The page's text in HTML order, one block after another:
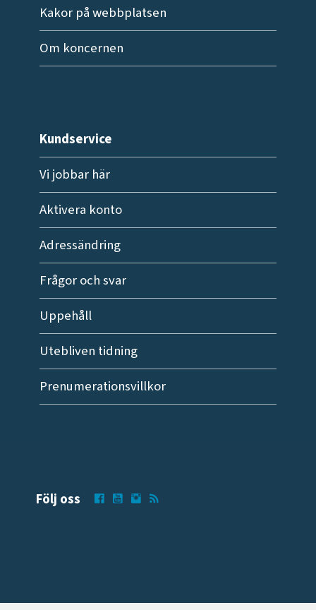
Kakor på webbplatsen
Om koncernen
Kundservice
Vi jobbar här
Aktivera konto
Adressändring
Frågor och svar
Uppehåll
Utebliven tidning
Prenumerationsvillkor
Följ oss